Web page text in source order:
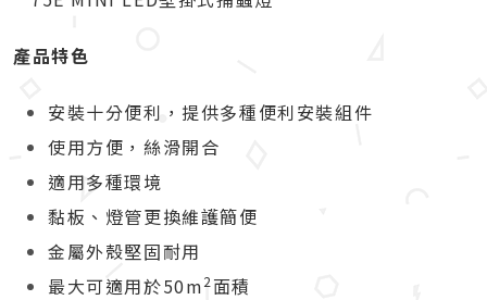
產品特色
安裝十分便利，提供多種便利安裝組件
使用方便，絲滑開合
適用多種環境
黏板、燈管更換維護簡便
金屬外殼堅固耐用
最大可適用於50m2 面積